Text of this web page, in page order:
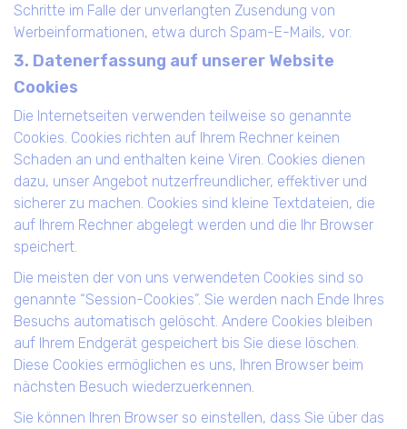
Schritte im Falle der unverlangten Zusendung von
Werbeinformationen, etwa durch Spam-E-Mails, vor.
3. Datenerfassung auf unserer Website
Cookies
Die Internetseiten verwenden teilweise so genannte
Cookies. Cookies richten auf Ihrem Rechner keinen
Schaden an und enthalten keine Viren. Cookies dienen
dazu, unser Angebot nutzerfreundlicher, effektiver und
sicherer zu machen. Cookies sind kleine Textdateien, die
auf Ihrem Rechner abgelegt werden und die Ihr Browser
speichert.
Die meisten der von uns verwendeten Cookies sind so
genannte “Session-Cookies”. Sie werden nach Ende Ihres
Besuchs automatisch gelöscht. Andere Cookies bleiben
auf Ihrem Endgerät gespeichert bis Sie diese löschen.
Diese Cookies ermöglichen es uns, Ihren Browser beim
nächsten Besuch wiederzuerkennen.
Sie können Ihren Browser so einstellen, dass Sie über das